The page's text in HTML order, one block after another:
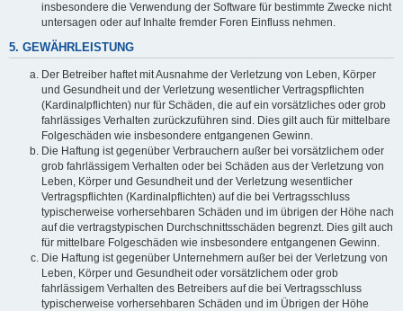
insbesondere die Verwendung der Software für bestimmte Zwecke nicht
untersagen oder auf Inhalte fremder Foren Einfluss nehmen.
5. GEWÄHRLEISTUNG
Der Betreiber haftet mit Ausnahme der Verletzung von Leben, Körper
und Gesundheit und der Verletzung wesentlicher Vertragspflichten
(Kardinalpflichten) nur für Schäden, die auf ein vorsätzliches oder grob
fahrlässiges Verhalten zurückzuführen sind. Dies gilt auch für mittelbare
Folgeschäden wie insbesondere entgangenen Gewinn.
Die Haftung ist gegenüber Verbrauchern außer bei vorsätzlichem oder
grob fahrlässigem Verhalten oder bei Schäden aus der Verletzung von
Leben, Körper und Gesundheit und der Verletzung wesentlicher
Vertragspflichten (Kardinalpflichten) auf die bei Vertragsschluss
typischerweise vorhersehbaren Schäden und im übrigen der Höhe nach
auf die vertragstypischen Durchschnittsschäden begrenzt. Dies gilt auch
für mittelbare Folgeschäden wie insbesondere entgangenen Gewinn.
Die Haftung ist gegenüber Unternehmern außer bei der Verletzung von
Leben, Körper und Gesundheit oder vorsätzlichem oder grob
fahrlässigem Verhalten des Betreibers auf die bei Vertragsschluss
typischerweise vorhersehbaren Schäden und im Übrigen der Höhe